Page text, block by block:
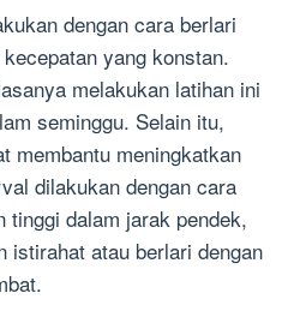
dengan cara berlari
yang konstan.
melakukan latihan ini
seminggu. Selain itu,
membantu meningkatkan
dilakukan dengan cara
tinggi dalam jarak pendek,
istirahat atau berlari dengan